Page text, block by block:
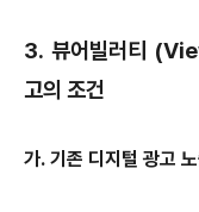
3. 뷰어빌러티
고의 조건
가. 기존 디지털 광고